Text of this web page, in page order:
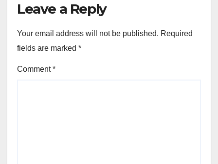
Leave a Reply
Your email address will not be published. Required
fields are marked *
Comment*